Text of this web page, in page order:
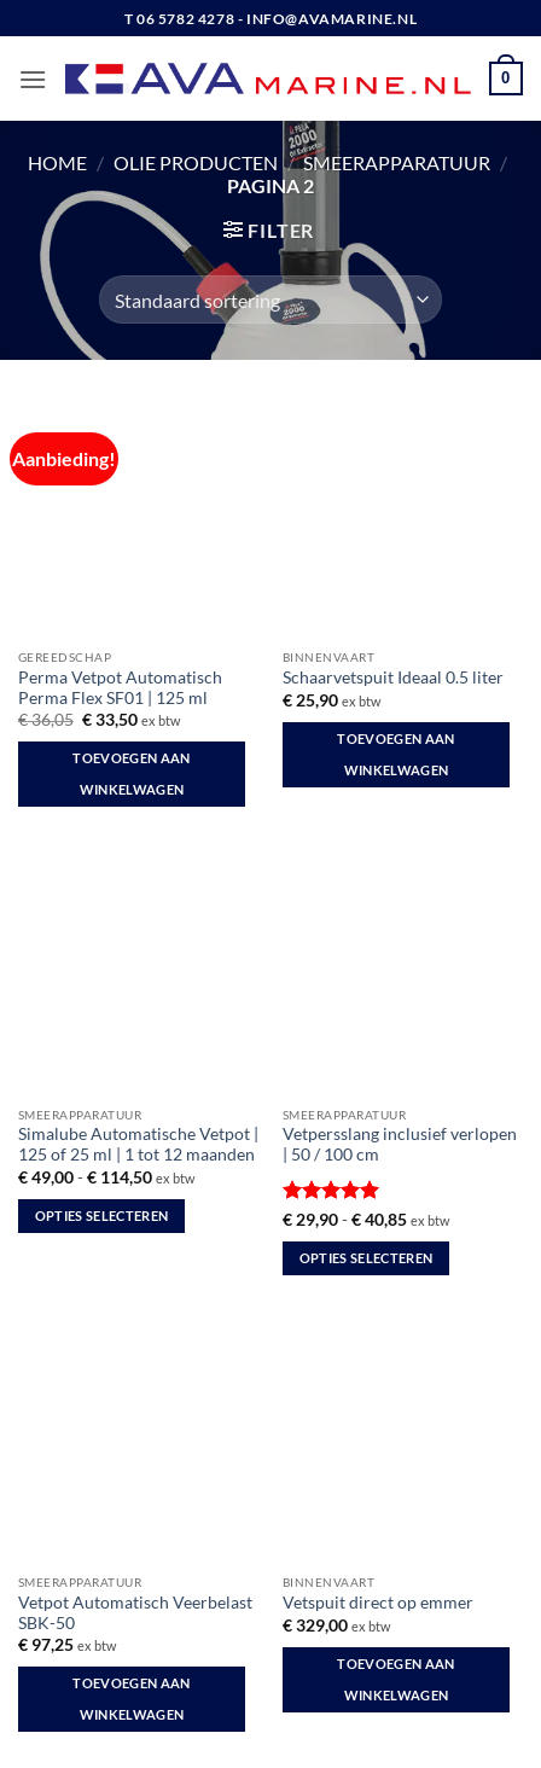
naar
inhoud
T 06 5782 4278 - INFO@AVAMARINE.NL
0
HOME / OLIE PRODUCTEN / SMEERAPPARATUUR /
PAGINA 2
FILTER
Aanbieding!
GEREEDSCHAP
Perma Vetpot Automatisch
Perma Flex SF01 | 125 ml
€36,05 Oorspronkelijke
was:
€ 36,05.
€33,50Huidige
is:
€ 33,50.
ex btw
TOEVOEGEN AAN
WINKELWAGEN
BINNENVAART
Schaarvetspuit Ideaal 0.5 liter
€25,90 ex btw
TOEVOEGEN AAN
WINKELWAGEN
SMEERAPPARATUUR
Simalube Automatische Vetpot |
125 of 25 ml | 1 tot 12 maanden
€49,00 - €114,50Prijsklasse:
tot
€ 114,50
ex btw
OPTIES SELECTEREN
SMEERAPPARATUUR
Vetpersslang inclusief verlopen
| 50 / 100 cm
Gewaardeerd
5uit 5
€29,90 - €40,85Prijsklasse:
tot
€ 40,85
ex btw
OPTIES SELECTEREN
productpagina
SMEERAPPARATUUR
Vetpot Automatisch Veerbelast
SBK-50
€97,25 ex btw
TOEVOEGEN AAN
WINKELWAGEN
BINNENVAART
Vetspuit direct op emmer
€329,00 ex btw
TOEVOEGEN AAN
WINKELWAGEN